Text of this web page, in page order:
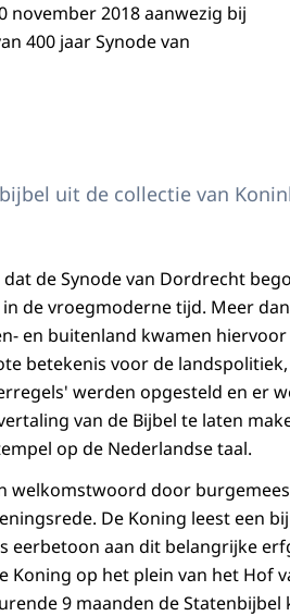
november 2018 aanwezig bij
400 jaar Synode van
uit de collectie van
de Synode van Dordrecht
de vroegmoderne tijd. Meer
en buitenland kwamen hiervoor
betekenis voor de
werden opgesteld en er
van de Bijbel te laten
op de Nederlandse taal.
welkomstwoord door
De Koning leest een
eerbetoon aan dit belangrijke
Koning op het plein van het Hof
9 maanden de Statenbijbel